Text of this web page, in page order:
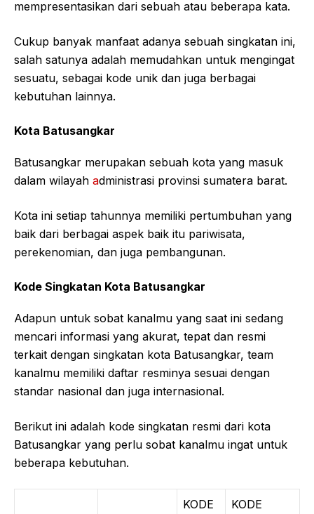
mempresentasikan dari sebuah atau beberapa kata.
Cukup banyak manfaat adanya sebuah singkatan ini,
salah satunya adalah memudahkan untuk mengingat
sesuatu, sebagai kode unik dan juga berbagai
kebutuhan lainnya.
Kota Batusangkar
Batusangkar merupakan sebuah kota yang masuk
dalam wilayah administrasi provinsi sumatera barat.
Kota ini setiap tahunnya memiliki pertumbuhan yang
baik dari berbagai aspek baik itu pariwisata,
perekenomian, dan juga pembangunan.
Kode Singkatan Kota Batusangkar
Adapun untuk sobat kanalmu yang saat ini sedang
mencari informasi yang akurat, tepat dan resmi
terkait dengan singkatan kota Batusangkar, team
kanalmu memiliki daftar resminya sesuai dengan
standar nasional dan juga internasional.
Berikut ini adalah kode singkatan resmi dari kota
Batusangkar yang perlu sobat kanalmu ingat untuk
beberapa kebutuhan.
KODE
KODE